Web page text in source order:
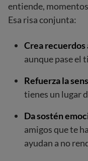
entiende,
Esa risa conjunta:
Crea
aunque pase el
Refuerza la
tienes un lugar
Da sostén
amigos que te
ayudan a no